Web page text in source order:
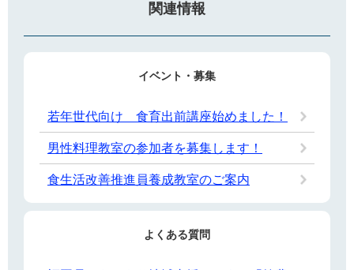
関連情報
イベント・募集
若年世代向け 食育出前講座始めました！
男性料理教室の参加者を募集します！
食生活改善推進員養成教室のご案内
よくある質問